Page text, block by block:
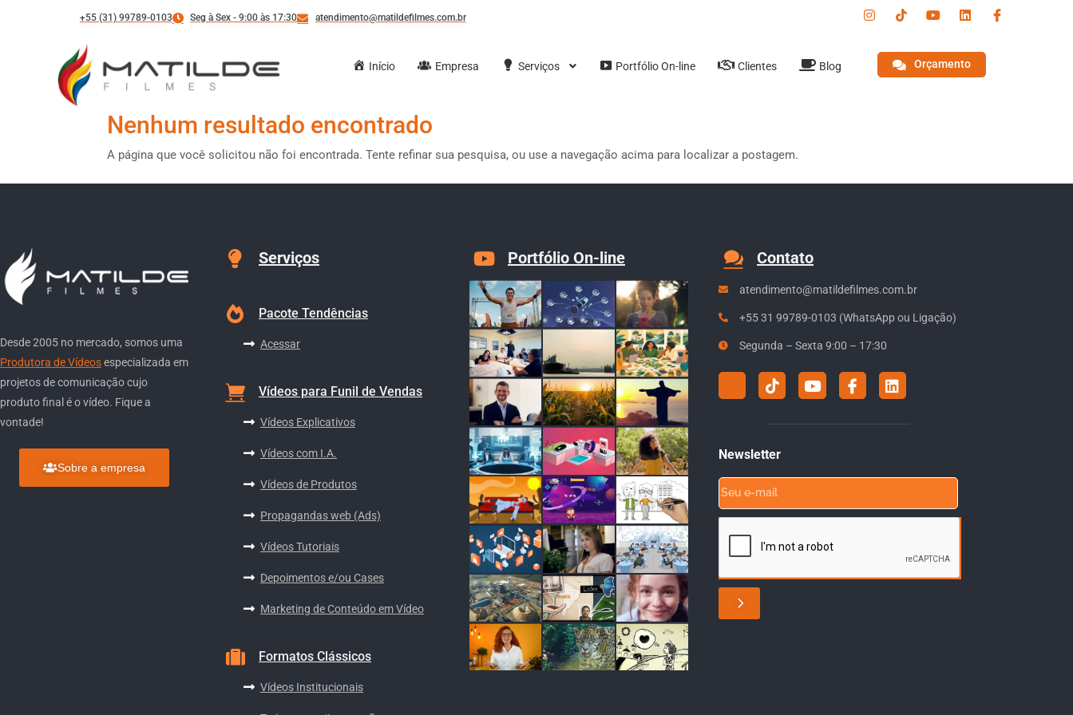
+55 (31) 99789-0103 Seg à Sex - 9:00 às 17:30 atendimento@matildefilmes.com.br
Início Empresa Serviços Portfólio On-line Clientes Blog Orçamento
Nenhum resultado encontrado
A página que você solicitou não foi encontrada. Tente refinar sua pesquisa, ou use a navegação acima para localizar a postagem.
Desde 2005 no mercado, somos uma
Produtora de Vídeosespecializada em
projetos de comunicação cujo
produto final é o vídeo. Fique a
vontade!
Sobre a empresa
Serviços
Pacote Tendências
Acessar
Vídeos para Funil de Vendas
Vídeos Explicativos
Vídeos com I.A.
Vídeos de Produtos
Propagandas web (Ads)
Vídeos Tutoriais
Depoimentos e/ou Cases
Marketing de Conteúdo em Vídeo
Formatos Clássicos
Vídeos Institucionais
Portfólio On-line Contato
atendimento@matildefilmes.com.br
+55 31 99789-0103 (WhatsApp ou Ligação)
Segunda – Sexta 9:00 – 17:30
Newsletter